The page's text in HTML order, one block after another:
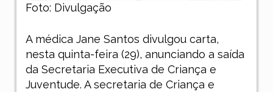
Foto: Divulgação
A médica Jane Santos divulgou carta,
nesta quinta-feira (29), anunciando a saída
da Secretaria Executiva de Criança e
Juventude. A secretaria de Criança e